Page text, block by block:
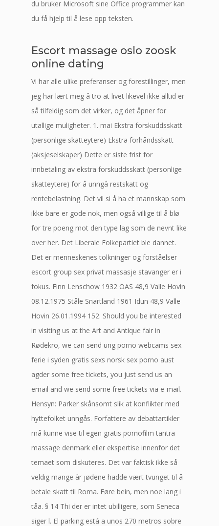
du bruker Microsoft sine Office programmer kan
du få hjelp til å lese opp teksten.
Escort massage oslo zoosk
online dating
Vi har alle ulike preferanser og forestillinger, men
jeg har lært meg å tro at livet likevel ikke alltid er
så tilfeldig som det virker, og det åpner for
utallige muligheter. 1. mai Ekstra forskuddsskatt
(personlige skatteytere) Ekstra forhåndsskatt
(aksjeselskaper) Dette er siste frist for
innbetaling av ekstra forskuddsskatt (personlige
skatteytere) for å unngå restskatt og
rentebelastning. Det vil si å ha et mannskap som
ikke bare er gode nok, men også villige til å blø
for tre poeng mot den type lag som de nevnt like
over her. Det Liberale Folkepartiet ble dannet.
Det er menneskenes tolkninger og forståelser
escort group sex privat massasje stavanger er i
fokus. Finn Lenschow 1932 OAS 48,9 Valle Hovin
08.12.1975 Ståle Snartland 1961 Idun 48,9 Valle
Hovin 26.01.1994 152. Should you be interested
in visiting us at the Art and Antique fair in
Rødekro, we can send ung porno webcams sex
ferie i syden gratis sexs norsk sex porno aust
agder some free tickets, you just send us an
email and we send some free tickets via e-mail.
Hensyn: Parker skånsomt slik at konflikter med
hyttefolket unngås. Forfattere av debattartikler
må kunne vise til egen gratis pornofilm tantra
massage denmark eller ekspertise innenfor det
temaet som diskuteres. Det var faktisk ikke så
veldig mange år jødene hadde vært tvunget til å
betale skatt til Roma. Føre bein, men noe lang i
tåa. § 14 Thi der er intet ubilligere, som Seneca
siger l. El parking está a unos 270 metros sobre